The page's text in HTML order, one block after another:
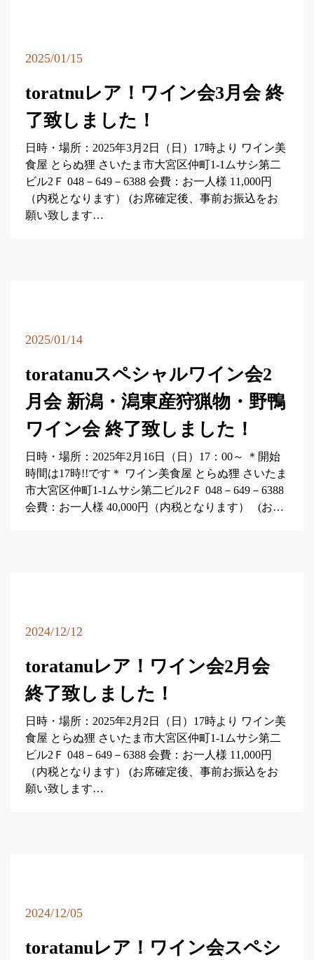
2025/01/15
toratnuレア！ワイン会3月会 終
了致しました！
日時・場所：2025年3月2日（日）17時より ワイン美
食屋 とらぬ狸 さいたま市大宮区仲町1-1ムサシ第二
ビル2Ｆ 048－649－6388 会費：お一人様 11,000円
（内税となります） (お席確定後、事前お振込をお
願い致します…
2025/01/14
toratanuスペシャルワイン会2
月会 新潟・潟東産狩猟物・野鴨
ワイン会 終了致しました！
日時・場所：2025年2月16日（日）17：00～ ＊開始
時間は17時!!です＊ ワイン美食屋 とらぬ狸 さいたま
市大宮区仲町1-1ムサシ第二ビル2Ｆ 048－649－6388
会費：お一人様 40,000円（内税となります） (お…
2024/12/12
toratanuレア！ワイン会2月会
終了致しました！
日時・場所：2025年2月2日（日）17時より ワイン美
食屋 とらぬ狸 さいたま市大宮区仲町1-1ムサシ第二
ビル2Ｆ 048－649－6388 会費：お一人様 11,000円
（内税となります） (お席確定後、事前お振込をお
願い致します…
2024/12/05
toratanuレア！ワイン会スペシ